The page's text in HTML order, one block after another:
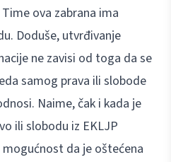
ova zabrana ima
Doduše, utvrđivanje
ne zavisi od toga da se
samog prava ili slobode
Naime, čak i kada je
ili slobodu iz EKLJP
da je oštećena